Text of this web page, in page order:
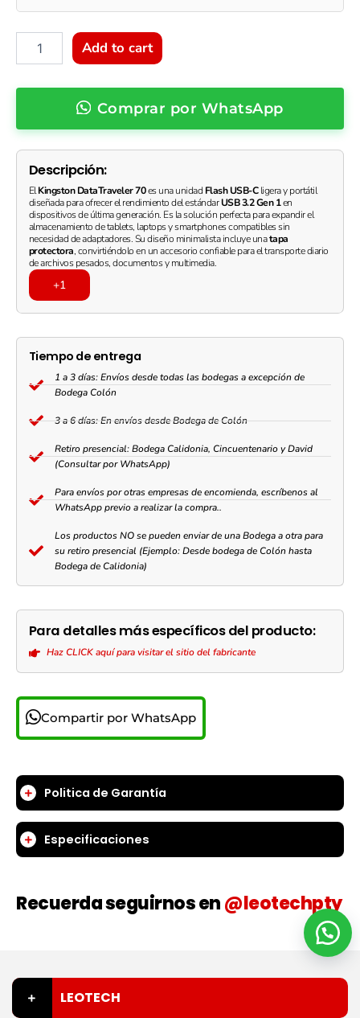
Add to cart
Comprar por WhatsApp
Descripción:
ElKingston DataTraveler 70es una unidad Flash USB-Cligera y portátil
diseñada para ofrecer el rendimiento del estándarUSB 3.2 Gen 1en
dispositivos de última generación. Es la solución perfecta para expandir el
almacenamiento de tablets, laptops y smartphones compatibles sin
necesidad de adaptadores.Su diseño minimalista incluye unatapa
protectora, convirtiéndolo en un accesorio confiable para el transporte diario
de archivos pesados, documentos y multimedia.
+1
Tiempo de entrega
1 a 3 días: Envíos desde todas las bodegas a excepción de
Bodega Colón
3 a 6 días: En envíos desde Bodega de Colón
Retiro presencial: Bodega Calidonia, Cincuentenario y David
(Consultar por WhatsApp)
Para envíos por otras empresas de encomienda, escríbenos al
WhatsApp previo a realizar la compra..
Los productos NO se pueden enviar de una Bodega a otra para
su retiro presencial (Ejemplo: Desde bodega de Colón hasta
Bodega de Calidonia)
Para detalles más específicos del producto:
Haz CLICK aquí para visitar el sitio del fabricante
Compartir por WhatsApp
Politica de Garantía
Especificaciones
Recuerda seguirnos en@leotechpty
LEOTECH